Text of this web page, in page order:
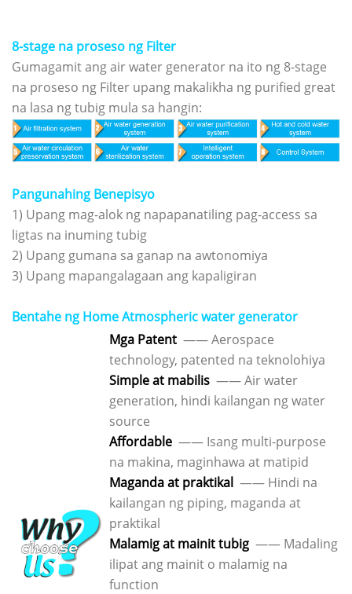
8-stage na proseso ng Filter
Gumagamit ang air water generator na ito ng 8-stage
na proseso ng Filter upang makalikha ng purified great
na lasa ng tubig mula sa hangin:
Pangunahing Benepisyo
1) Upang mag-alok ng napapanatiling pag-access sa
ligtas na inuming tubig
2) Upang gumana sa ganap na awtonomiya
3) Upang mapangalagaan ang kapaligiran
Bentahe ng Home Atmospheric water generator
Mga Patent —— Aerospace
technology, patented na teknolohiya
Simple at mabilis —— Air water
generation, hindi kailangan ng water
source
Affordable —— Isang multi-purpose
na makina, maginhawa at matipid
Maganda at praktikal —— Hindi na
kailangan ng piping, maganda at
praktikal
Malamig at mainit tubig —— Madaling
ilipat ang mainit o malamig na
function